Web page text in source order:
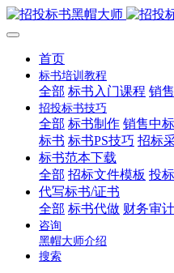
首页
标书培训教程
全部 标书入门课程 销
招投标书技巧
全部 标书制作 销售中
标书 标书PS技巧 招标
标书范本下载
全部 招标文件模板 投
代写标书/证书
全部 标书代做 财务审
咨询
黑帽大师介绍
搜索